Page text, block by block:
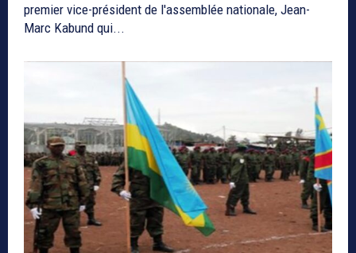
premier vice-président de l'assemblée nationale, Jean-
Marc Kabund qui...